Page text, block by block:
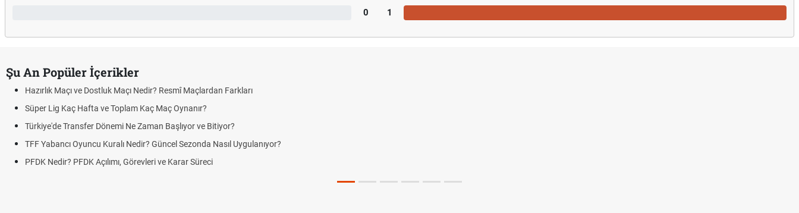
0 1
Şu An Popüler İçerikler
Hazırlık Maçı ve Dostluk Maçı Nedir? Resmî Maçlardan Farkları
Süper Lig Kaç Hafta ve Toplam Kaç Maç Oynanır?
Türkiye'de Transfer Dönemi Ne Zaman Başlıyor ve Bitiyor?
TFF Yabancı Oyuncu Kuralı Nedir? Güncel Sezonda Nasıl Uygulanıyor?
PFDK Nedir? PFDK Açılımı, Görevleri ve Karar Süreci